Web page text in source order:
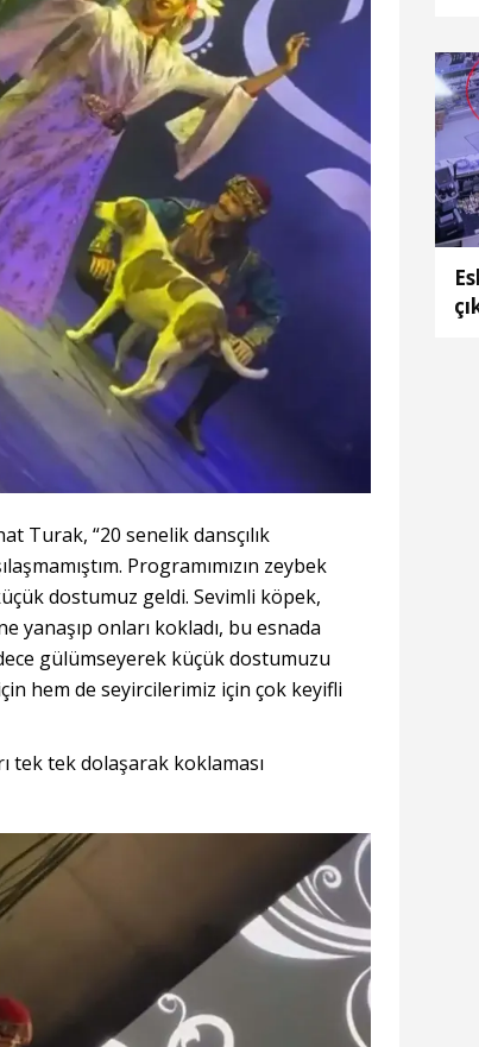
Turak, “20 senelik dansçılık
Programımızın zeybek
dostumuz geldi. Sevimli köpek,
yanaşıp onları kokladı, bu esnada
gülümseyerek küçük dostumuzu
hem de seyircilerimiz için çok keyifli
tek tek dolaşarak koklaması